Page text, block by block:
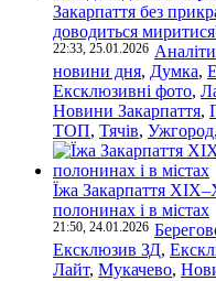
Закарпаття без
доводиться
22:33, 25.01.2026
новини дня, Думка,
Ексклюзивні фото,
Новини Закарпаття,
ТОП, Тячів, Ужгород,
Їжа Закарпаття
полонинах і в містах
21:50, 24.01.2026
Ексклюзив ЗД,
Лайт, Мукачево,